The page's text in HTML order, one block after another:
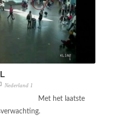
Nederland 1
Met het laatste